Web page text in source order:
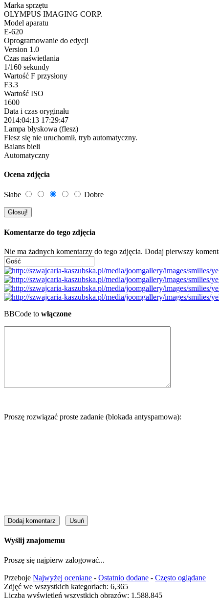
Marka sprzętu
OLYMPUS IMAGING CORP.
Model aparatu
E-620
Oprogramowanie do edycji
Version 1.0
Czas naświetlania
1/160 sekundy
Wartość F przysłony
F3.3
Wartość ISO
1600
Data i czas oryginału
2014:04:13 17:29:47
Lampa błyskowa (flesz)
Flesz się nie uruchomił, tryb automatyczny.
Balans bieli
Automatyczny
Ocena zdjęcia
Słabe Dobre
Komentarze do tego zdjęcia
Nie ma żadnych komentarzy do tego zdjęcia. Dodaj pierwszy
BBCode to włączone
Proszę rozwiązać proste zadanie (blokada antyspamowa):
Wyślij znajomemu
Proszę się najpierw zalogować...
Przeboje Najwyżej oceniane - Ostatnio dodane - Często oglądane
Zdjęć we wszystkich kategoriach: 6,365
Liczba wyświetleń wszystkich obrazów: 1,588,845